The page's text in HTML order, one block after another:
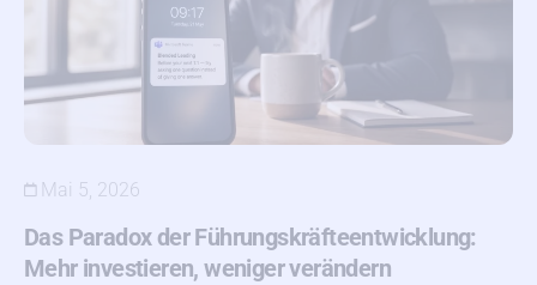
Mai 5, 2026
Das Paradox der Führungskräfteentwicklung:
Mehr investieren, weniger verändern